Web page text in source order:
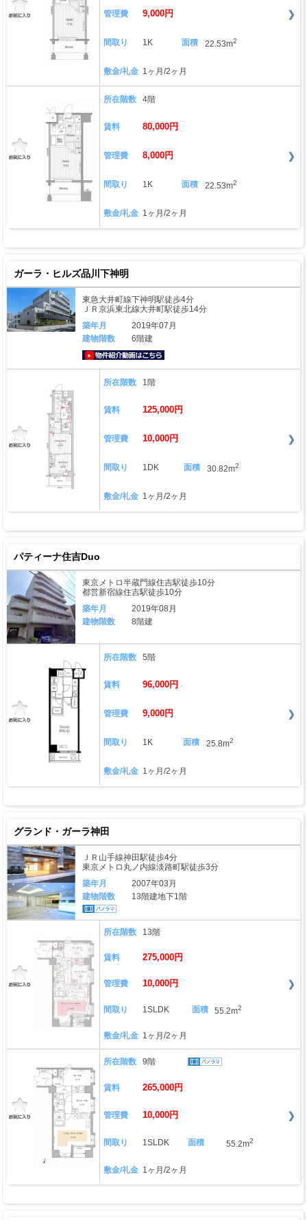
管理費 9,000円
間取り 1K 面積 22.53m2
敷金/礼金 1ヶ月/2ヶ月
所在階数 4階
賃料 80,000円
管理費 8,000円
間取り 1K 面積 22.53m2
敷金/礼金 1ヶ月/2ヶ月
ガーラ・ヒルズ品川下神明
東急大井町線下神明駅徒歩4分
ＪＲ京浜東北線大井町駅徒歩14分
築年月
2019年07月
建物階数
6階建
所在階数 1階
賃料 125,000円
管理費 10,000円
間取り 1DK 面積 30.82m2
敷金/礼金 1ヶ月/2ヶ月
パティーナ住吉Duo
東京メトロ半蔵門線住吉駅徒歩10分
都営新宿線住吉駅徒歩10分
築年月
2019年08月
建物階数
8階建
所在階数 5階
賃料 96,000円
管理費 9,000円
間取り 1K 面積 25.8m2
敷金/礼金 1ヶ月/2ヶ月
グランド・ガーラ神田
ＪＲ山手線神田駅徒歩4分
東京メトロ丸ノ内線淡路町駅徒歩3分
築年月
2007年03月
建物階数
13階建地下1階
所在階数 13階
賃料 275,000円
管理費 10,000円
間取り 1SLDK 面積 55.2m2
敷金/礼金 1ヶ月/2ヶ月
所在階数 9階
賃料 265,000円
管理費 10,000円
間取り 1SLDK 面積 55.2m2
敷金/礼金 1ヶ月/2ヶ月